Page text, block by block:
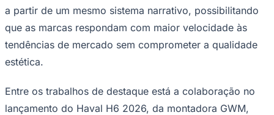
a partir de um mesmo sistema narrativo, possibilitando
que as marcas respondam com maior velocidade às
tendências de mercado sem comprometer a qualidade
estética.
Entre os trabalhos de destaque está a colaboração no
lançamento do Haval H6 2026, da montadora GWM,